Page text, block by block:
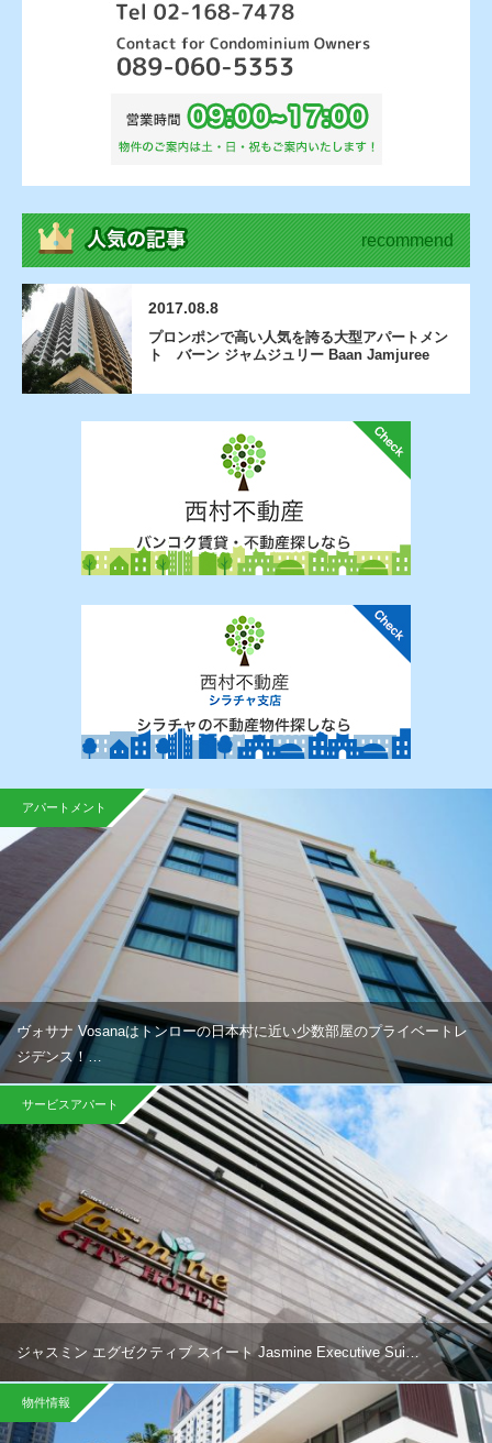
recommend
2017.08.8
プロンポンで高い人気を誇る大型アパートメン
ト バーン ジャムジュリー Baan Jamjuree
アパートメント
ヴォサナ Vosanaはトンローの日本村に近い少数部屋のプライベートレ
ジデンス！…
サービスアパート
ジャスミン エグゼクティブ スイート Jasmine Executive Sui…
物件情報